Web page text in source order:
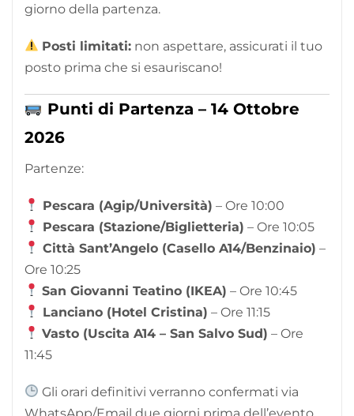
giorno della partenza.
Posti limitati: non aspettare, assicurati il tuo
posto prima che si esauriscano!
Punti di Partenza – 14 Ottobre
2026
Partenze:
Pescara (Agip/Università) – Ore 10:00
Pescara (Stazione/Biglietteria) – Ore 10:05
Città Sant’Angelo (Casello A14/Benzinaio) –
Ore 10:25
San Giovanni Teatino (IKEA) – Ore 10:45
Lanciano (Hotel Cristina) – Ore 11:15
Vasto (Uscita A14 – San Salvo Sud) – Ore
11:45
Gli orari definitivi verranno confermati via
WhatsApp/Email due giorni prima dell’evento.